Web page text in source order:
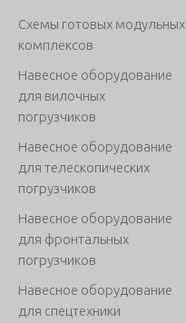
Схемы готовых модульных
комплексов
Навесное оборудование
для вилочных
погрузчиков
Навесное оборудование
для телескопических
погрузчиков
Навесное оборудование
для фронтальных
погрузчиков
Навесное оборудование
для спецтехники